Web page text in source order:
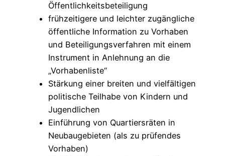
Öffentlichkeitsbeteiligung
frühzeitigere und leichter zugängliche
öffentliche Information zu Vorhaben
und Beteiligungsverfahren mit einem
Instrument in Anlehnung an die
„Vorhabenliste“
Stärkung einer breiten und vielfältigen
politische Teilhabe von Kindern und
Jugendlichen
Einführung von Quartiersräten in
Neubaugebieten (als zu prüfendes
Vorhaben)